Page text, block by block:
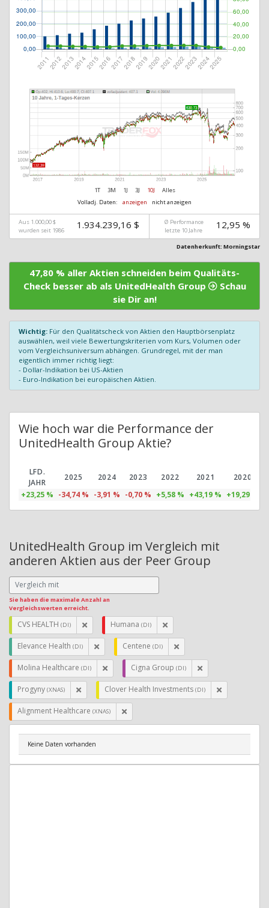
1T 3M 1J 3J 10J
Alles
Volladj. Daten:
anzeigen nicht anzeigen
Aus 1.000,00 $
wurden seit 1986
1.934.239,16 $
Ø Performance
letzte 10 Jahre
12,95 %
Datenherkunft: Morningstar
47,80 % aller Aktien schneiden beim Qualitäts-
Check besser ab als UnitedHealth Group
Schau
sie Dir an!
Wichtig: Für den Qualitätscheck von Aktien den Hauptbörsenplatz
auswählen, weil viele Bewertungskriterien vom Kurs, Volumen oder
vom Vergleichsuniversum abhängen. Grundregel, mit der man
eigentlich immer richtig liegt:
- Dollar-Indikation bei US-Aktien
- Euro-Indikation bei europäischen Aktien.
Wie hoch war die Performance der
UnitedHealth Group Aktie?
LFD.
JAHR
2025 2024 2023 2022 2021
2020
+23,25 % -34,74 % -3,91 % -0,70 % +5,58 % +43,19 % +19,29 %
UnitedHealth Group im Vergleich mit
anderen Aktien aus der Peer Group
Sie haben die maximale Anzahl an
Vergleichswerten erreicht.
CVS HEALTH (DI) Humana (DI)
Elevance Health (DI) Centene (DI)
Molina Healthcare (DI) Cigna Group (DI)
Progyny (XNAS) Clover Health Investments (DI)
Alignment Healthcare (XNAS)
Keine Daten vorhanden